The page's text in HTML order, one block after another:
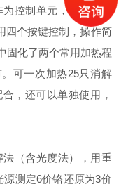
控制单元，温度控制
四个按键控制，操作简
固化了两个常用加热程
可一次加热25只消解
，还可以单独使用，
（含光度法），用重
测定6价铬还原为3价